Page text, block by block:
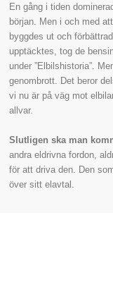
En gång i tiden
början. Men i och med
byggdes ut och
upptäcktes, tog de
under ”Elbilshistoria”.
genombrott. Det beror
vi nu är på väg mot
allvar.
Slutligen ska man
andra eldrivna fordon,
för att driva den. Den
över sitt elavtal.